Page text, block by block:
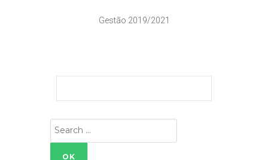
Gestão 2019/2021
Search
for: